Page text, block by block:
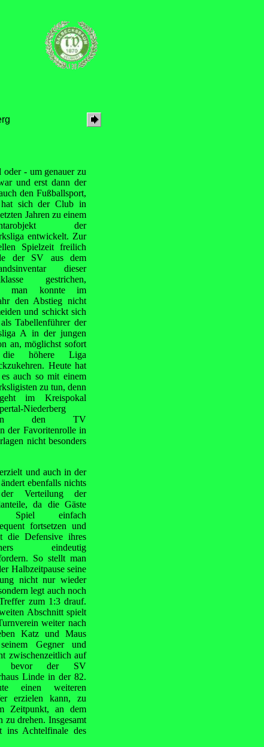
- um genauer zu
und erst dann der
den Fußballsport,
hat sich der Club in
Jahren zu einem
der
entwickelt. Zur
Spielzeit freilich
der SV aus dem
dieser
gestrichen,
man konnte im
den Abstieg nicht
und schickt sich
Tabellenführer der
A in der jungen
an, möglichst sofort
höhere Liga
Heute hat
auch so mit einem
zu tun, denn
im Kreispokal
Niederberg
den TV
der Favoritenrolle in
nicht besonders
und auch in der
ebenfalls nichts
Verteilung der
da die Gäste
einfach
fortsetzen und
die Defensive ihres
eindeutig
So stellt man
Halbzeitpause seine
nicht nur wieder
legt auch noch
zum 1:3 drauf.
Abschnitt spielt
weiter nach
Katz und Maus
Gegner und
zwischenzeitlich auf
bevor der SV
Linde in der 82.
einen weiteren
erzielen kann, zu
Zeitpunkt, an dem
zu drehen. Insgesamt
ins Achtelfinale des